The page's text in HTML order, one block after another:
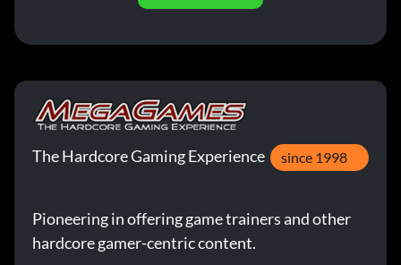
The Hardcore Gaming Experience since 1998
Pioneering in offering game trainers and other
hardcore gamer-centric content.